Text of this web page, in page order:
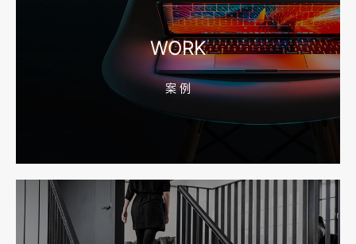
宁波高端网站建设公司推荐，移动端验收别放到最后
宁波网站建设报价怎么看？合同、源码和后台要先写清
2026-08-04 17:55:09
WORK
案 例